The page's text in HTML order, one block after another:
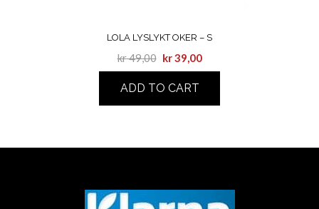
LOLA LYSLYKT OKER – S
kr49,00 kr39,00
ADD TO CART